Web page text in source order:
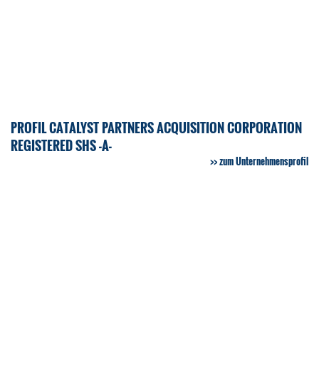
PROFIL CATALYST PARTNERS ACQUISITION CORPORATION
REGISTERED SHS -A-
zum Unternehmensprofil